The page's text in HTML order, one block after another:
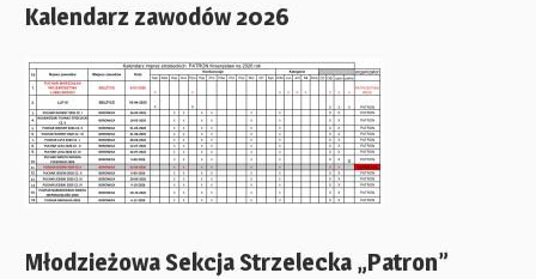
Kalendarz zawodów 2026
Młodzieżowa Sekcja Strzelecka „Patron”